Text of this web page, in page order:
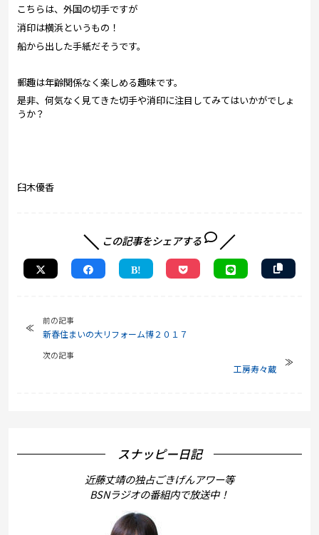
こちらは、外国の切手ですが
消印は横浜というもの！
船から出した手紙だそうです。
郵趣は年齢関係なく楽しめる趣味です。
是非、何気なく見てきた切手や消印に注目してみてはいかがでしょ
うか？
臼木優香
この記事をシェアする
前の記事
新春住まいの大リフォーム博２０１７
次の記事
工房寿々蔵
スナッピー日記
近藤丈靖の独占ごきげんアワー等
BSNラジオの番組内で放送中！